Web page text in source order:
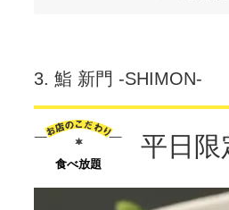
3. 鮨 新門 ‐SHIMON‐
食べ放題
平日限